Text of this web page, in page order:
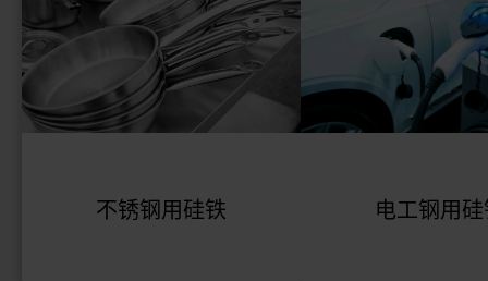
不锈钢用硅铁 电工钢用